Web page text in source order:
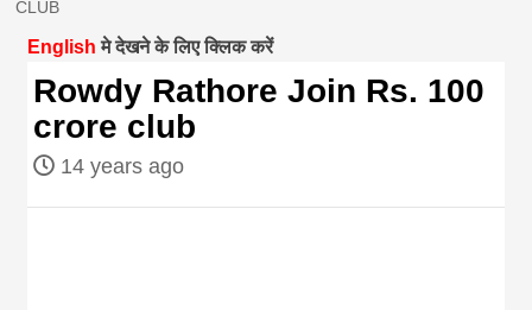
magazine of
Nepal brings
news in hindi
CLUB
English मे देखने के लिए क्लिक करें
Rowdy Rathore Join Rs. 100
crore club
14 years ago